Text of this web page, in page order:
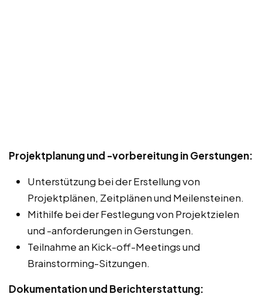
Projektplanung und -vorbereitung in Gerstungen:
Unterstützung bei der Erstellung von
Projektplänen, Zeitplänen und Meilensteinen.
Mithilfe bei der Festlegung von Projektzielen
und -anforderungen in Gerstungen.
Teilnahme an Kick-off-Meetings und
Brainstorming-Sitzungen.
Dokumentation und Berichterstattung: